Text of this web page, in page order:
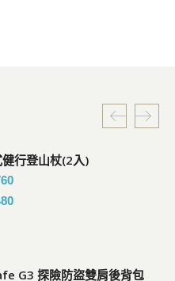
行登山杖(2入)
G3 探險防盜雙肩後背包